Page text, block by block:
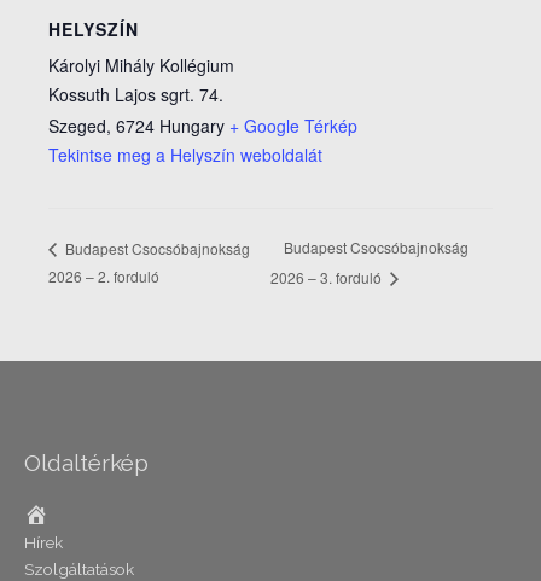
HELYSZÍN
Károlyi Mihály Kollégium
Kossuth Lajos sgrt. 74.
Szeged, 6724 Hungary + Google Térkép
Tekintse meg a Helyszín weboldalát
Budapest Csocsóbajnokság
2026 – 2. forduló
Budapest Csocsóbajnokság
2026 – 3. forduló
Oldaltérkép
Hírek
Szolgáltatások